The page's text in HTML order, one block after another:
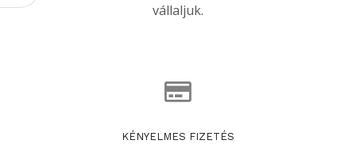
vállaljuk.
KÉNYELMES FIZETÉS